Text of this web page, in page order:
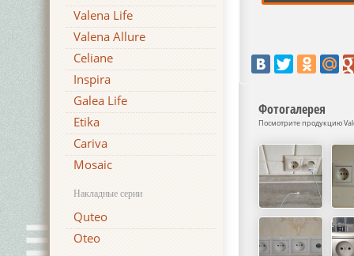
Valena Life
Valena Allure
Celiane
Inspira
Galea Life
Etika
Cariva
Mosaic
Накладные серии
Quteo
Oteo
Фотогалерея
Посмотрите продукцию